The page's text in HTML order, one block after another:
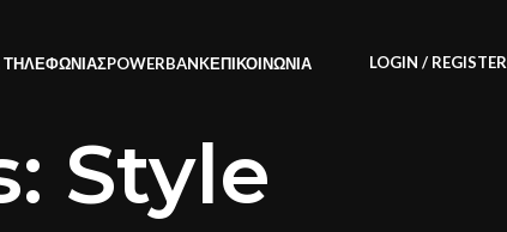
ΤΗΛΕΦΩΝΙΑΣPOWERBANKΕΠΙΚΟΙΝΩΝΊΑ LOGIN / REGISTER
Style